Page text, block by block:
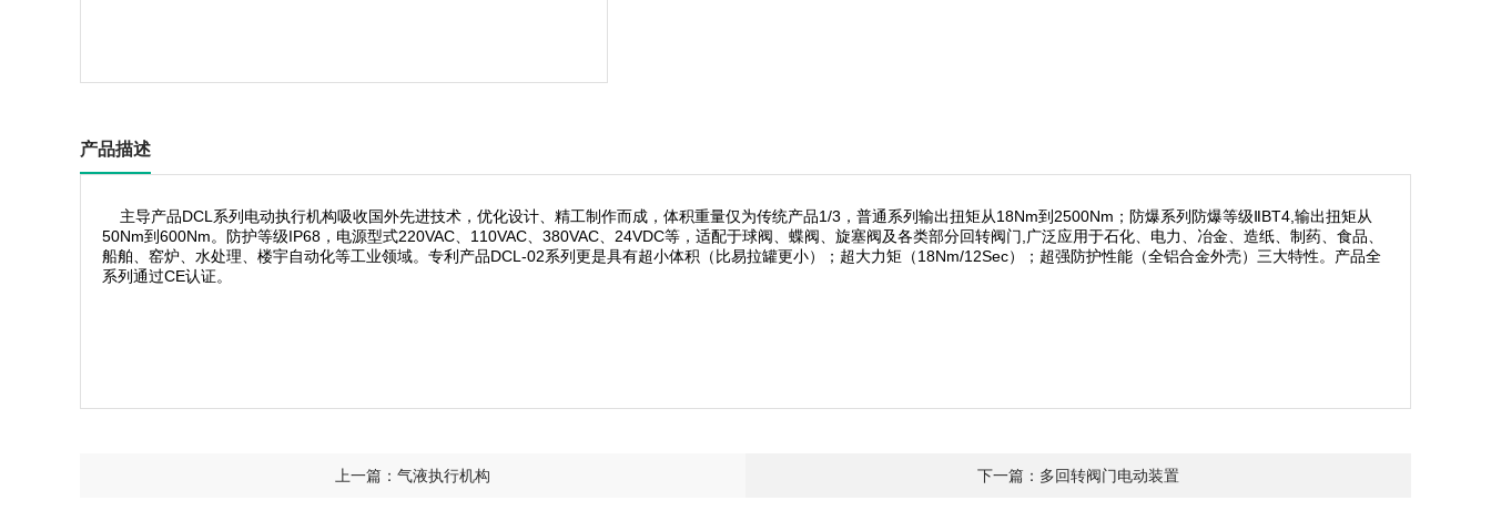
产品描述
主导产品DCL系列电动执行机构吸收国外先进技术，优化设计、精工制作而成，体积重量仅为传统产品1/3，普通系列输出扭矩从18Nm到2500Nm；防爆系列防爆等级ⅡBT4,输出扭矩从
50Nm到600Nm。防护等级IP68，电源型式220VAC、110VAC、380VAC、24VDC等，适配于球阀、蝶阀、旋塞阀及各类部分回转阀门,广泛应用于石化、电力、冶金、造纸、制药、食品、
船舶、窑炉、水处理、楼宇自动化等工业领域。专利产品DCL-02系列更是具有超小体积（比易拉罐更小）；超大力矩（18Nm/12Sec）；超强防护性能（全铝合金外壳）三大特性。产品全
系列通过CE认证。
上一篇：气液执行机构 下一篇：多回转阀门电动装置